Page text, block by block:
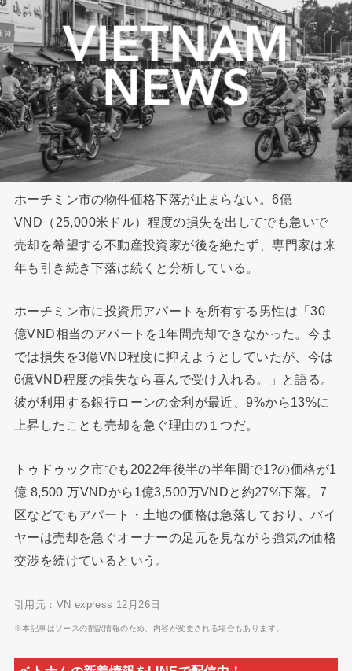
ホーチミン市の物件価格下落が止まらない。6億
VND（25,000米ドル）程度の損失を出してでも急いで
売却を希望する不動産投資家が後を絶たず、専門家は来
年も引き続き下落は続くと分析している。
ホーチミン市に投資用アパートを所有する男性は「30
億VND相当のアパートを1年間売却できなかった。今ま
では損失を3億VND程度に抑えようとしていたが、今は
6億VND程度の損失なら喜んで受け入れる。」と語る。
彼が利用する銀行ローンの金利が最近、9%から13%に
上昇したことも売却を急ぐ理由の１つだ。
トゥドゥック市でも2022年後半の半年間で1?の価格が1
億 8,500 万VNDから1億3,500万VNDと約27%下落。7
区などでもアパート・土地の価格は急落しており、バイ
ヤーは売却を急ぐオーナーの足元を見ながら強気の価格
交渉を続けているという。
引用元：VN express 12月26日
※本記事はソースの翻訳情報のため、内容が変更される場合もあります。